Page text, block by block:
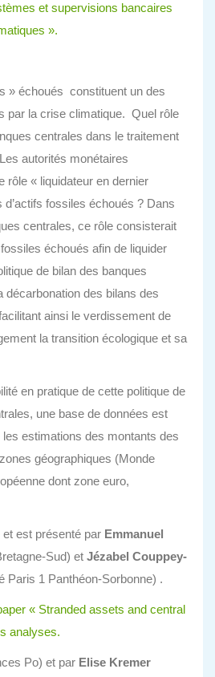
et supervisions bancaires
».
» échoués constituent un des
par la crise climatique. Quel rôle
centrales dans le traitement
autorités monétaires
rôle « liquidateur en dernier
fossiles échoués ? Dans
centrales, ce rôle consisterait
échoués afin de liquider
de bilan des banques
décarbonation des bilans des
ainsi le verdissement de
la transition écologique et sa
en pratique de cette politique de
une base de données est
estimations des montants des
géographiques (Monde
dont zone euro,
est présenté par Emmanuel
Sud) et Jézabel Couppey-
Paris 1 Panthéon-Sorbonne) .
« Stranded assets and central
analyses.
Po) et par Elise Kremer